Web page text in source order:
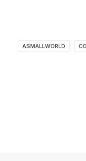
ASMALLWORLD